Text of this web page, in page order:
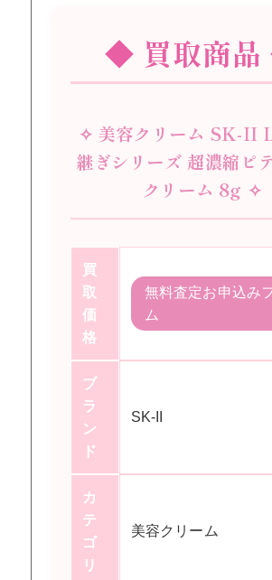
◆ 買取商
✧ 美容クリーム SK-II
継ぎシリーズ 超濃縮ピ
クリーム 8g ✧
買
取
価
格
無料査定お申込み
ム
ブ
ラ
ン
ド
SK-II
カ
テ
ゴ
リ
美容クリーム